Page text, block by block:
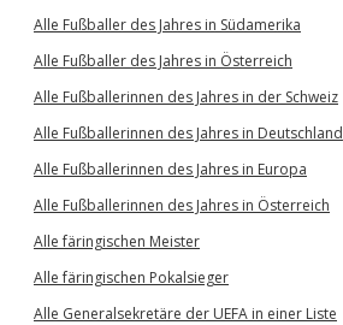
Alle Fußballer des Jahres in Südamerika
Alle Fußballer des Jahres in Österreich
Alle Fußballerinnen des Jahres in der Schweiz
Alle Fußballerinnen des Jahres in Deutschland
Alle Fußballerinnen des Jahres in Europa
Alle Fußballerinnen des Jahres in Österreich
Alle färingischen Meister
Alle färingischen Pokalsieger
Alle Generalsekretäre der UEFA in einer Liste